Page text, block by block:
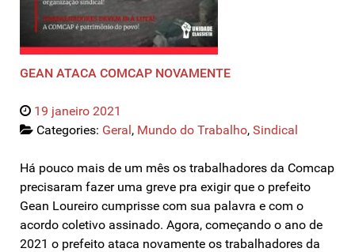
GEAN ATACA COMCAP NOVAMENTE
19 janeiro 2021
Categories: Geral, Mundo do Trabalho, Sindical
Há pouco mais de um mês os trabalhadores da Comcap
precisaram fazer uma greve pra exigir que o prefeito
Gean Loureiro cumprisse com sua palavra e com o
acordo coletivo assinado. Agora, começando o ano de
2021 o prefeito ataca novamente os trabalhadores da